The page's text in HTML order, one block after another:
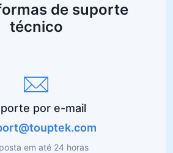
de suporte
técnico
por e-mail
em até 24 horas